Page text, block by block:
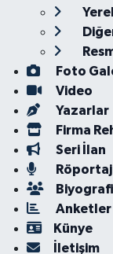
Yerel
Foto
Video
Yazarlar
Firma
Seri İlan
Röportaj
Biyografi
Anketler
Künye
İletişim